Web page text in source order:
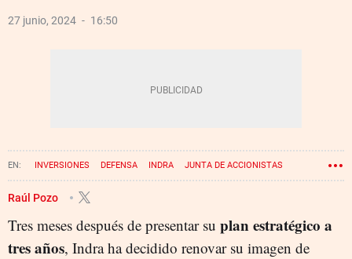
27 junio, 2024 16:50
INVERSIONES DEFENSA INDRA JUNTA DE ACCIONISTAS
Raúl Pozo
Tres meses después de presentar su plan estratégico a
tres años, Indra ha decidido renovar su imagen de